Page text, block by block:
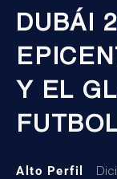
DUBÁI
Y EL
Alto Perfil